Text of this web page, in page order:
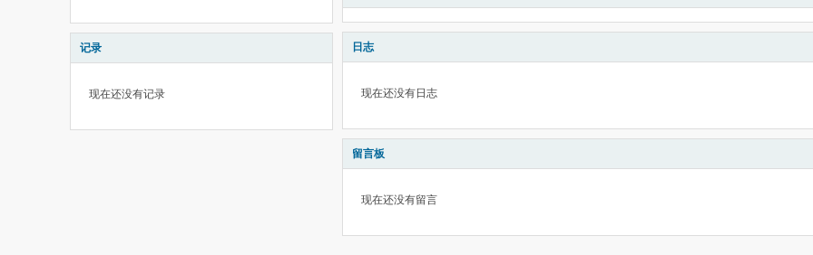
记录
现在还没有记录
日志
现在还没有日志
留言板
现在还没有留言